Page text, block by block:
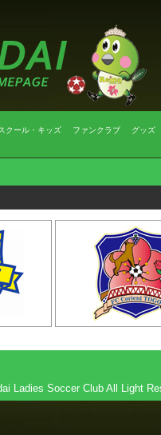
クール・キッズ ファンクラブ グッズ
Ladies Soccer Club All Light